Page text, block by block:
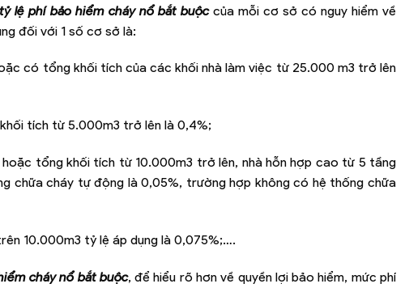
tỷ lệ phí bảo hiểm cháy nổ bắt buộccủa mỗi cơ sở có nguy hiểm về
đối với 1 số cơ sở là:
có tổng khối tích của các khối nhà làm việc từ 25.000 m3 trở lên
tích từ 5.000m3 trở lên là 0,4%;
tổng khối tích từ 10.000m3 trở lên, nhà hỗn hợp cao từ 5 tầng
chữa cháy tự động là 0,05%, trường hợp không có hệ thống chữa
10.000m3 tỷ lệ áp dụng là 0,075%;….
cháy nổ bắt buộc, để hiểu rõ hơn về quyền lợi bảo hiểm, mức phí